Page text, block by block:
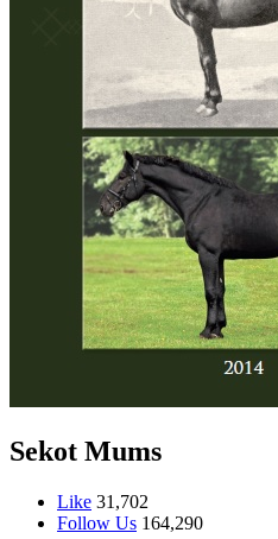
Sekot Mums
Like 31,702
Follow Us 164,290